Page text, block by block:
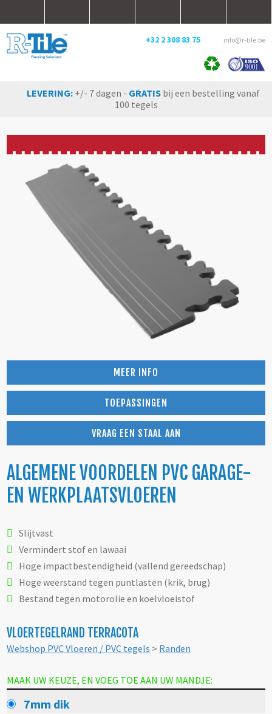
+32 2 308 83 75 info@r-tile.be
LEVERING: +/- 7 dagen - GRATISbij een bestelling vanaf
100 tegels
MEER INFO
TOEPASSINGEN
VRAAG EEN STAAL AAN
ALGEMENE VOORDELEN PVC GARAGE-
EN WERKPLAATSVLOEREN
Slijtvast
Vermindert stof en lawaai
Hoge impactbestendigheid (vallend gereedschap)
Hoge weerstand tegen puntlasten (krik, brug)
Bestand tegen motorolie en koelvloeistof
VLOERTEGELRAND TERRACOTA
Webshop PVC Vloeren / PVC tegels > Randen
MAAK UW KEUZE, EN VOEG TOE AAN UW MANDJE:
7mm dik